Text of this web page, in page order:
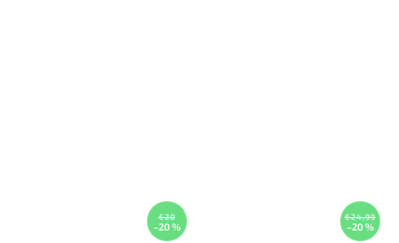
€20
–20 %
€24,99
–20 %